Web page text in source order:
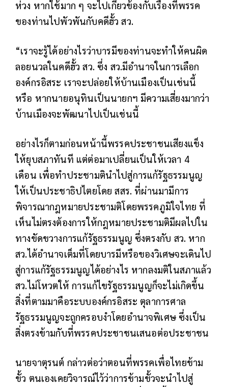
ห่วง หากใช้มาก ๆ จะไปเกี่ยวข้องกับเรื่องที่พรรค
ของท่านไปพัวพันกับคดีฮั้ว สว.
“เราจะรู้ได้อย่างไรว่าบารมีของท่านจะทำให้คนผิด
ลอยนวลในคดีฮั้ว สว. ซึ่ง สว.มีอำนาจในการเลือก
องค์กรอิสระ เราจะปล่อยให้บ้านเมืองเป็นเช่นนี้
หรือ หากนายอนุทินเป็นนายกฯ มีความเสี่ยงมากว่า
บ้านเมืองจะพัฒนาไปเป็นเช่นนี้
อย่างไรก็ตามก่อนหน้านี้พรรคประชาชนเสียงแข็ง
ให้ยุบสภาทันที แต่ต่อมาเปลี่ยนเป็นให้เวลา 4
เดือน เพื่อทำประชามตินำไปสู่การแก้รัฐธรรมนูญ
ให้เป็นประชาธิปไตยโดย สสร. ที่ผ่านมามีการ
พิจารณากฎหมายประชามติโดยพรรคภูมิใจไทย ที่
เห็นไม่ตรงต้องการให้กฎหมายประชามติมีผลไปใน
ทางขัดขวางการแก้รัฐธรรมนูญ ซึ่งตรงกับ สว. หาก
สว.ได้อำนาจเต็มที่โดยบารมีหรือของวิเศษจะเดินไป
สู่การแก้รัฐธรรมนูญได้อย่างไร หากลงมติในสภาแล้ว
สว.ไม่โหวตให้ การแก้ไขรัฐธรรมนูญก็จะไม่เกิดขึ้น
สิ่งที่ตามมาคือระบบองค์กรอิสระ ตุลาการศาล
รัฐธรรมนูญจะถูกครอบงำโดยอำนาจพิเศษ ซึ่งเป็น
สิ่งตรงข้ามกับที่พรรคประชาชนเสนอต่อประชาชน
นายจาตุรนต์ กล่าวต่อว่าตอนที่พรรคเพื่อไทยข้าม
ขั้ว ตนเองเคยวิจารณ์ไว้ว่าการข้ามขั้วจะนำไปสู่